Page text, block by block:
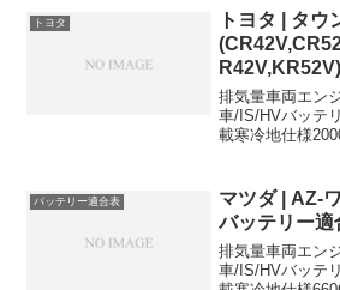
トヨタ
トヨタ | タウ
排気量車両エン
車/IS/HVバッテ
載寒冷地仕様
EAT, 4...
バッテリー適合表
マツダ | AZ-
バッテリー適
排気量車両エン
車/IS/HVバッテ